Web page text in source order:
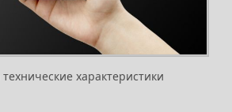
характеристики